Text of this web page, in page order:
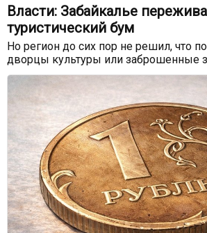
Власти: Забайкалье
туристический бум
Но регион до сих пор не решил, что
дворцы культуры или заброшенные